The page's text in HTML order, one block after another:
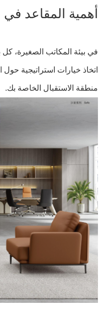
أهمية المقاعد
في بيئة المكاتب الصغيرة،
اتخاذ خيارات استراتيجية
منطقة الاستقبال الخاصة بك.